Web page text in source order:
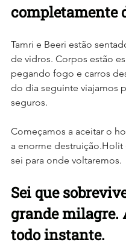
completamente
Tamri e Beeri estão
de vidros. Corpos estão
pegando fogo e carros
do dia seguinte viajamos
seguros.
Começamos a aceitar o
a enorme destruição.Holit
sei para onde voltaremos.
Sei que
grande milagre.
todo instante.